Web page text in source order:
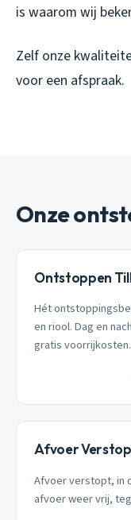
is waarom wij
Zelf onze
voor een afspraak.
Onze
Ontstoppen
Hét
en riool. Dag en
gratis voorrijkosten.
Afvoer
Afvoer verstopt, in
afvoer weer vrij,